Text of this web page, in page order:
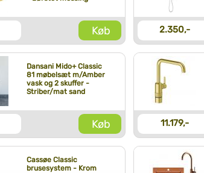
Køb 2.350,-
Dansani Mido+ Classic
81 møbelsæt m/Amber
vask og 2 skuffer -
Striber/mat sand
Køb 11.179,-
Cassøe Classic
brusesystem - Krom